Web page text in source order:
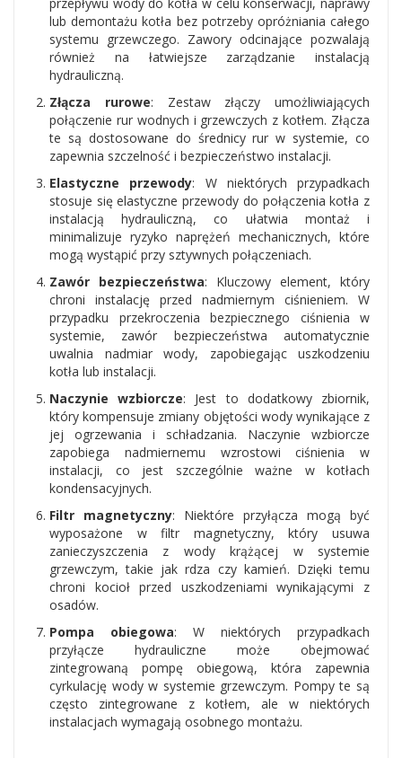
przepływu wody do kotła w celu konserwacji, naprawy
lub demontażu kotła bez potrzeby opróżniania całego
systemu grzewczego. Zawory odcinające pozwalają
również na łatwiejsze zarządzanie instalacją
hydrauliczną.
Złącza rurowe: Zestaw złączy umożliwiających
połączenie rur wodnych i grzewczych z kotłem. Złącza
te są dostosowane do średnicy rur w systemie, co
zapewnia szczelność i bezpieczeństwo instalacji.
Elastyczne przewody: W niektórych przypadkach
stosuje się elastyczne przewody do połączenia kotła z
instalacją hydrauliczną, co ułatwia montaż i
minimalizuje ryzyko naprężeń mechanicznych, które
mogą wystąpić przy sztywnych połączeniach.
Zawór bezpieczeństwa: Kluczowy element, który
chroni instalację przed nadmiernym ciśnieniem. W
przypadku przekroczenia bezpiecznego ciśnienia w
systemie, zawór bezpieczeństwa automatycznie
uwalnia nadmiar wody, zapobiegając uszkodzeniu
kotła lub instalacji.
Naczynie wzbiorcze: Jest to dodatkowy zbiornik,
który kompensuje zmiany objętości wody wynikające z
jej ogrzewania i schładzania. Naczynie wzbiorcze
zapobiega nadmiernemu wzrostowi ciśnienia w
instalacji, co jest szczególnie ważne w kotłach
kondensacyjnych.
Filtr magnetyczny: Niektóre przyłącza mogą być
wyposażone w filtr magnetyczny, który usuwa
zanieczyszczenia z wody krążącej w systemie
grzewczym, takie jak rdza czy kamień. Dzięki temu
chroni kocioł przed uszkodzeniami wynikającymi z
osadów.
Pompa obiegowa: W niektórych przypadkach
przyłącze hydrauliczne może obejmować
zintegrowaną pompę obiegową, która zapewnia
cyrkulację wody w systemie grzewczym. Pompy te są
często zintegrowane z kotłem, ale w niektórych
instalacjach wymagają osobnego montażu.